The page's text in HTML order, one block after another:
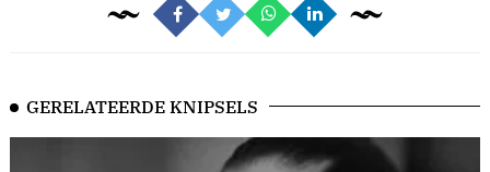
GERELATEERDE KNIPSELS